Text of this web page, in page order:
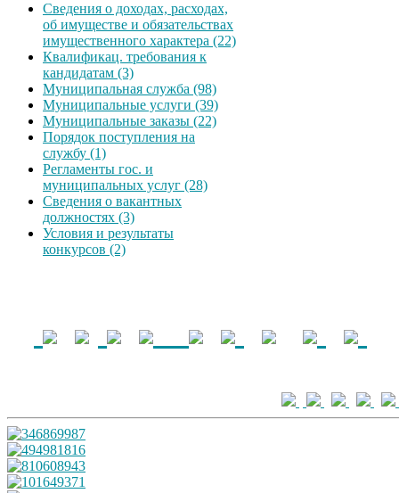
Сведения о доходах, расходах,
об имуществе и обязательствах
имущественного характера (22)
Квалификац. требования к
кандидатам (3)
Муниципальная служба (98)
Муниципальные услуги (39)
Муниципальные заказы (22)
Порядок поступления на
службу (1)
Регламенты гос. и
муниципальных услуг (28)
Сведения о вакантных
должностях (3)
Условия и результаты
конкурсов (2)